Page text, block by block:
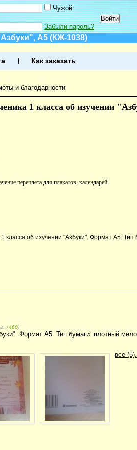
Чужой
Забыли пароль?
А5 (КЖ-1038)
Как заказать
и благодарности
1 класса об изучении
переплета для плакатов, календарей
класса об изучении "Азбуки". Формат А5.
+460)
Формат А5. Тип бумаги: плотный
все